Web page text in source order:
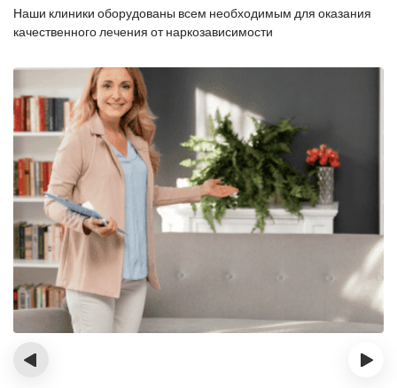
Наши клиники оборудованы всем необходимым для оказания
качественного лечения от наркозависимости
‹ ›